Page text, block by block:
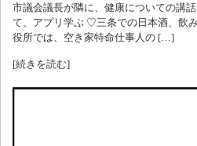
市議会議長が隣に、健康についての講
て、アプリ学ぶ ♡三条での日本酒、飲
役所では、空き家特命仕事人の […]
[続きを読む]